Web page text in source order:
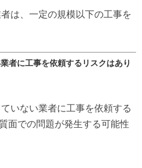
は、一定の規模以下の工事を
者に工事を依頼するリスクはあり
いない業者に工事を依頼する
面での問題が発生する可能性